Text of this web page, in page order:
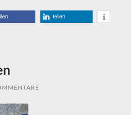
teilen